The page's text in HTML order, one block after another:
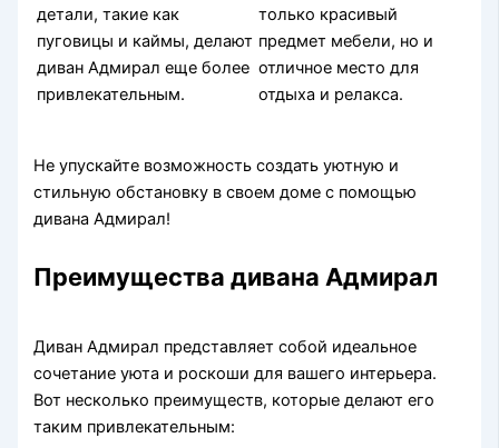
детали, такие как
пуговицы и каймы, делают
диван Адмирал еще более
привлекательным.
только красивый
предмет мебели, но и
отличное место для
отдыха и релакса.
Не упускайте возможность создать уютную и
стильную обстановку в своем доме с помощью
дивана Адмирал!
Преимущества дивана Адмирал
Диван Адмирал представляет собой идеальное
сочетание уюта и роскоши для вашего интерьера.
Вот несколько преимуществ, которые делают его
таким привлекательным: